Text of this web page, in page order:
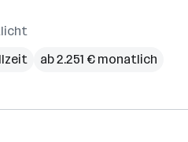
ab 2.251 € monatlich